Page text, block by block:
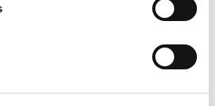
sie, eine angehende Richterin, die
und vernünftig zu sein; er,
einmal wiedersehen will. Beide